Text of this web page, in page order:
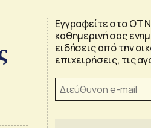
Εγγραφείτε στο OT
καθημερινή σας
ειδήσεις από την
επιχειρήσεις, τις